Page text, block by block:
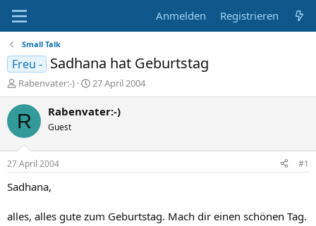
Anmelden Registrieren
Small Talk
Freu - Sadhana hat Geburtstag
E
r
s
t
e
r
Rabenvater:-)
E
r
s
t
27 April 2004
R Rabenvater:-)
Guest
27 April 2004 #1
Sadhana,
alles, alles gute zum Geburtstag. Mach dir einen schönen Tag.